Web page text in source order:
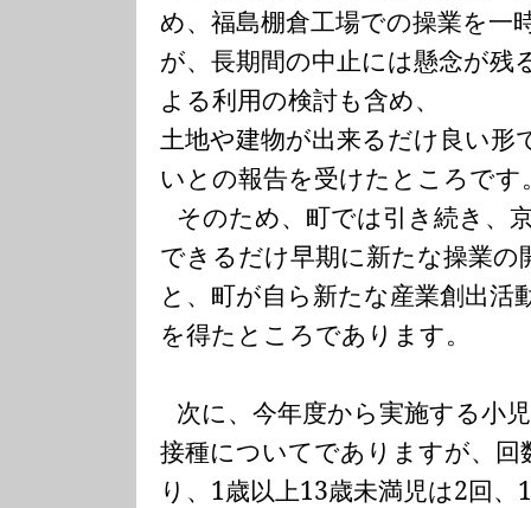
め、福島棚倉工場での操業を一
が、長期間の中止には懸念が残
よる利用の検討も含め、
土地や建物が出来るだけ良い形
いとの報告を受けたところです
そのため、町では引き続き、
できるだけ早期に新たな操業の
と、町が自ら新たな産業創出活
を得たところであります。
次に、今年度から実施する小
接種についてでありますが、回
り、 1歳以上13歳未満児は2回、